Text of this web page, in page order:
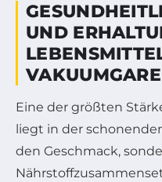
UND
Eine der größten
liegt in der
den Geschmack,